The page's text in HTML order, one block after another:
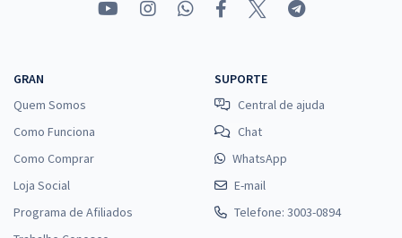
GRAN
Quem Somos
Como Funciona
Como Comprar
Loja Social
Programa de Afiliados
SUPORTE
Central de ajuda
Chat
WhatsApp
E-mail
Telefone: 3003-0894